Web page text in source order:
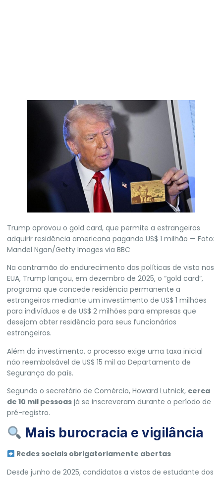
Trump aprovou o gold card, que permite a estrangeiros
adquirir residência americana pagando US$ 1 milhão — Foto:
Mandel Ngan/Getty Images via BBC
Na contramão do endurecimento das políticas de visto nos
EUA, Trump lançou, em dezembro de 2025, o “gold card”,
programa que concede residência permanente a
estrangeiros mediante um investimento de US$ 1 milhões
para indivíduos e de US$ 2 milhões para empresas que
desejam obter residência para seus funcionários
estrangeiros.
Além do investimento, o processo exige uma taxa inicial
não reembolsável de US$ 15 mil ao Departamento de
Segurança do país.
Segundo o secretário de Comércio, Howard Lutnick, cerca
de 10 mil pessoas já se inscreveram durante o período de
pré-registro.
Mais burocracia e vigilância
Redes sociais obrigatoriamente abertas
Desde junho de 2025, candidatos a vistos de estudante dos